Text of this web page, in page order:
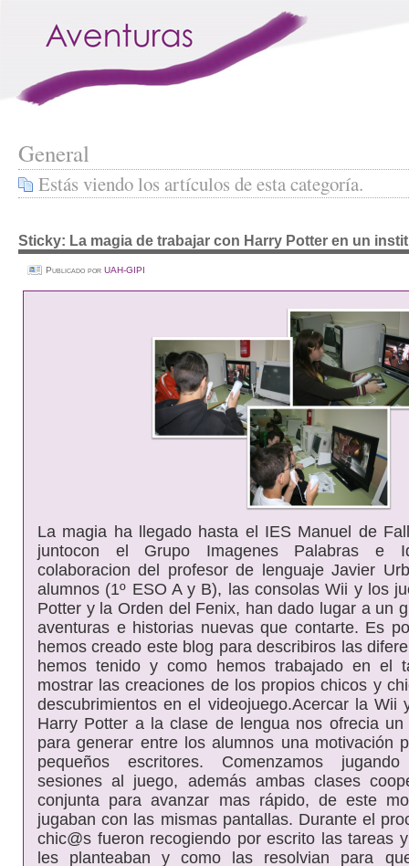
General
Estás viendo los artículos de esta categoría.
Sticky: La magia de trabajar con Harry Potter en un
Publicado por UAH-GIPI
La magia ha llegado hasta el IES Manuel de
juntocon el Grupo Imagenes Palabras e
colaboracion del profesor de lenguaje Javier
alumnos (1º ESO A y B), las consolas Wii y los
Potter y la Orden del Fenix, han dado lugar a un
aventuras e historias nuevas que contarte. Es
hemos creado este blog para describiros las
hemos tenido y como hemos trabajado en el
mostrar las creaciones de los propios chicos y
descubrimientos en el videojuego.Acercar la Wii
Harry Potter a la clase de lengua nos ofrecia un
para generar entre los alumnos una motivación
pequeños escritores. Comenzamos
sesiones al juego, además ambas clases
conjunta para avanzar mas rápido, de este
jugaban con las mismas pantallas. Durante el
chic@s fueron recogiendo por escrito las tareas
les planteaban y como las resolvian para